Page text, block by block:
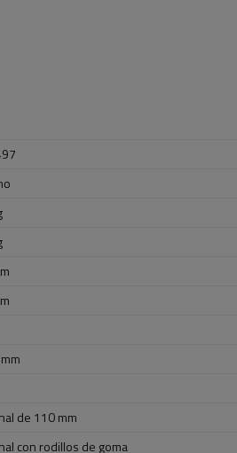
de 110 mm
con rodillos de goma